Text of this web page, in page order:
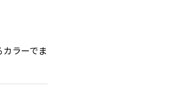
ラーでま